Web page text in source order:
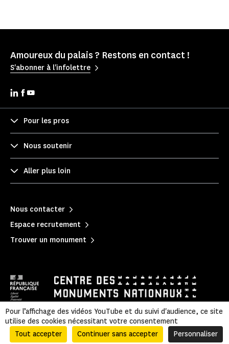
Amoureux du palais ? Restons en contact !
S'abonner à l'infolettre
Pour les pros
Nous soutenir
Aller plus loin
Nous contacter
Espace recrutement
Trouver un monument
Mentions légales Politique de confidentialité
|
Informations légales et administratives
| Accessibilité | Plan du site
Pour l’affichage des vidéos YouTube et du suivi d'audience, ce site
utilise des cookies nécessitant votre consentement
Tout accepter
Continuer sans accepter Personnaliser